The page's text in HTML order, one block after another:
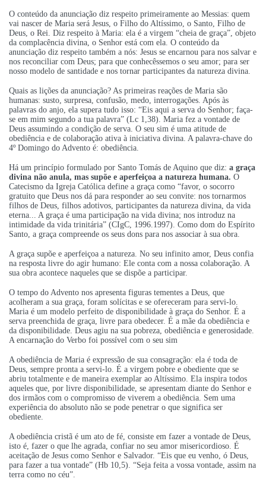
O conteúdo da anunciação diz respeito primeiramente ao Messias: quem
vai nascer de Maria será Jesus, o Filho do Altíssimo, o Santo, Filho de
Deus, o Rei. Diz respeito à Maria: ela é a virgem “cheia de graça”, objeto
da complacência divina, o Senhor está com ela. O conteúdo da
anunciação diz respeito também a nós: Jesus se encarnou para nos salvar e
nos reconciliar com Deus; para que conhecêssemos o seu amor; para ser
nosso modelo de santidade e nos tornar participantes da natureza divina.
Quais as lições da anunciação? As primeiras reações de Maria são
humanas: susto, surpresa, confusão, medo, interrogações. Após às
palavras do anjo, ela supera tudo isso: “Eis aqui a serva do Senhor; faça-
se em mim segundo a tua palavra” (Lc 1,38). Maria fez a vontade de
Deus assumindo a condição de serva. O seu sim é uma atitude de
obediência e de colaboração ativa à iniciativa divina. A palavra-chave do
4º Domingo do Advento é: obediência.
Há um princípio formulado por Santo Tomás de Aquino que diz: a graça
divina não anula, mas supõe e aperfeiçoa a natureza humana. O
Catecismo da Igreja Católica define a graça como “favor, o socorro
gratuito que Deus nos dá para responder ao seu convite: nos tornarmos
filhos de Deus, filhos adotivos, participantes da natureza divina, da vida
eterna... A graça é uma participação na vida divina; nos introduz na
intimidade da vida trinitária” (CIgC, 1996.1997). Como dom do Espírito
Santo, a graça compreende os seus dons para nos associar à sua obra.
A graça supõe e aperfeiçoa a natureza. No seu infinito amor, Deus confia
na resposta livre do agir humano: Ele conta com a nossa colaboração. A
sua obra acontece naqueles que se dispõe a participar.
O tempo do Advento nos apresenta figuras tementes a Deus, que
acolheram a sua graça, foram solícitas e se ofereceram para servi-lo.
Maria é um modelo perfeito de disponibilidade à graça do Senhor. É a
serva preenchida de graça, livre para obedecer. É a mãe da obediência e
da disponibilidade. Deus agiu na sua pobreza, obediência e generosidade.
A encarnação do Verbo foi possível com o seu sim
A obediência de Maria é expressão de sua consagração: ela é toda de
Deus, sempre pronta a servi-lo. É a virgem pobre e obediente que se
abriu totalmente e de maneira exemplar ao Altíssimo. Ela inspira todos
aqueles que, por livre disponibilidade, se apresentam diante do Senhor e
dos irmãos com o compromisso de viverem a obediência. Sem uma
experiência do absoluto não se pode penetrar o que significa ser
obediente.
A obediência cristã é um ato de fé, consiste em fazer a vontade de Deus,
isto é, fazer o que lhe agrada, confiar no seu amor misericordioso. É
aceitação de Jesus como Senhor e Salvador. “Eis que eu venho, ó Deus,
para fazer a tua vontade” (Hb 10,5). “Seja feita a vossa vontade, assim na
terra como no céu”.